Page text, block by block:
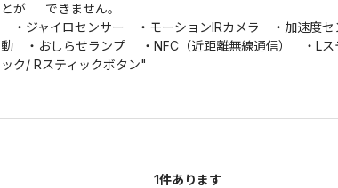
とが できません。
・ジャイロセンサー ・モーションIRカメラ ・加速度
動 ・おしらせランプ ・NFC（近距離無線通信） ・Lス
ック/ Rスティックボタン"
1件あります